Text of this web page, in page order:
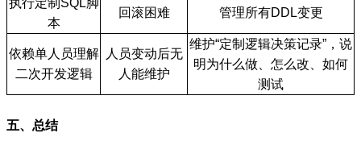
执行定制SQL脚
本
回滚困难
管理所有DDL变更
依赖单人员理解
二次开发逻辑
人员变动后无
人能维护
维护“定制逻辑决策记录”，说
明为什么做、怎么改、如何
测试
五、总结